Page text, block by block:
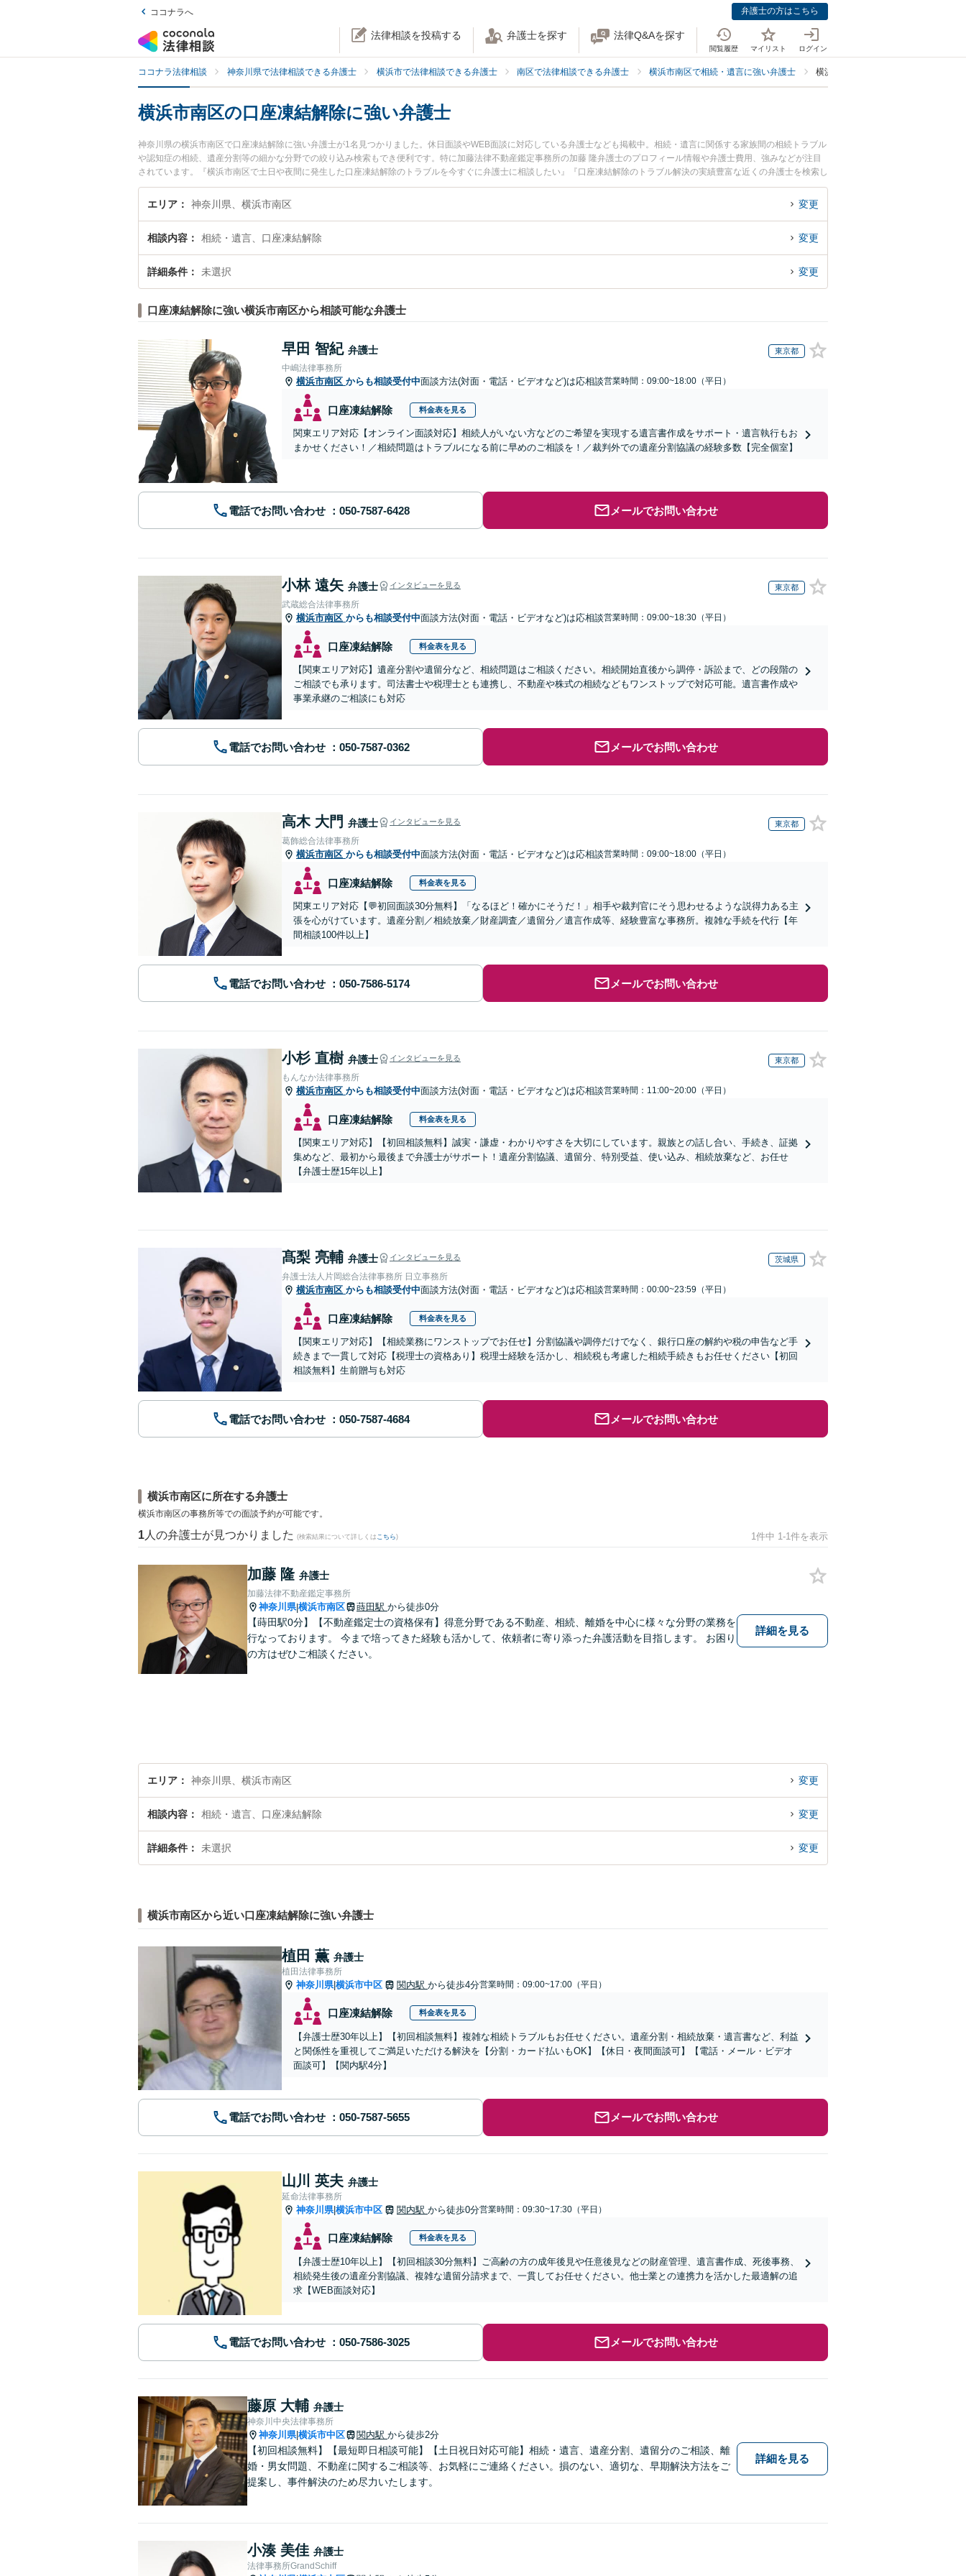
ココナラへ 弁護士の方はこちら
法律相談を投稿する 弁護士を探す 法律Q&Aを探す
閲覧履歴 マイリスト ログイン
ココナラ法律相談 神奈川県で法律相談できる弁護士 横浜市で法律相談できる弁護士 南区で法律相談できる弁護士 横浜市南区で相続・遺言に強い弁護士 横浜市南区で口座凍結解除に強い弁護
横浜市南区の口座凍結解除に強い弁護士
神奈川県の横浜市南区で口座凍結解除に強い弁護士が1名見つかりました。休日面談やWEB面談に対応している弁護士なども掲載中。相続・遺言に関係する家族間の相続トラブル
や認知症の相続、遺産分割等の細かな分野での絞り込み検索もでき便利です。特に加藤法律不動産鑑定事務所の加藤 隆弁護士のプロフィール情報や弁護士費用、強みなどが注目
されています。『横浜市南区で土日や夜間に発生した口座凍結解除のトラブルを今すぐに弁護士に相談したい』『口座凍結解除のトラブル解決の実績豊富な近くの弁護士を検索し
たい』『初回相談無料で口座凍結解除を法律相談できる横浜市南区内の弁護士に相談予約したい』などでお困りの相談者さんにおすすめです。
エリア 神奈川県、横浜市南区 変更
相談内容 相続・遺言、口座凍結解除 変更
詳細条件 未選択 変更
口座凍結解除に強い横浜市南区から相談可能な弁護士
早田 智紀 弁護士 東京都
中嶋法律事務所
横浜市南区 からも相談受付中面談方法(対面・電話・ビデオなど)は応相談営業時間：09:00~18:00（平日）
口座凍結解除 料金表を見る
関東エリア対応【オンライン面談対応】相続人がいない方などのご希望を実現する遺言書作成をサポート・遺言執行もお
まかせください！／相続問題はトラブルになる前に早めのご相談を！／裁判外での遺産分割協議の経験多数【完全個室】
電話でお問い合わせ メールでお問い合わせ
小林 遠矢 弁護士 インタビューを見る 東京都
武蔵総合法律事務所
横浜市南区 からも相談受付中面談方法(対面・電話・ビデオなど)は応相談営業時間：09:00~18:30（平日）
口座凍結解除 料金表を見る
【関東エリア対応】遺産分割や遺留分など、相続問題はご相談ください。相続開始直後から調停・訴訟まで、どの段階の
ご相談でも承ります。司法書士や税理士とも連携し、不動産や株式の相続などもワンストップで対応可能。遺言書作成や
事業承継のご相談にも対応
電話でお問い合わせ メールでお問い合わせ
高木 大門 弁護士 インタビューを見る 東京都
葛飾総合法律事務所
横浜市南区 からも相談受付中面談方法(対面・電話・ビデオなど)は応相談営業時間：09:00~18:00（平日）
口座凍結解除 料金表を見る
関東エリア対応【💬初回面談30分無料】「なるほど！確かにそうだ！」相手や裁判官にそう思わせるような説得力ある主
張を心がけています。遺産分割／相続放棄／財産調査／遺留分／遺言作成等、経験豊富な事務所。複雑な手続を代行【年
間相談100件以上】
電話でお問い合わせ メールでお問い合わせ
小杉 直樹 弁護士 インタビューを見る 東京都
もんなか法律事務所
横浜市南区 からも相談受付中面談方法(対面・電話・ビデオなど)は応相談営業時間：11:00~20:00（平日）
口座凍結解除 料金表を見る
【関東エリア対応】【初回相談無料】誠実・謙虚・わかりやすさを大切にしています。親族との話し合い、手続き、証拠
集めなど、最初から最後まで弁護士がサポート！遺産分割協議、遺留分、特別受益、使い込み、相続放棄など、お任せ
【弁護士歴15年以上】
髙梨 亮輔 弁護士 インタビューを見る 茨城県
弁護士法人片岡総合法律事務所 日立事務所
横浜市南区 からも相談受付中面談方法(対面・電話・ビデオなど)は応相談営業時間：00:00~23:59（平日）
口座凍結解除 料金表を見る
【関東エリア対応】【相続業務にワンストップでお任せ】分割協議や調停だけでなく、銀行口座の解約や税の申告など手
続きまで一貫して対応【税理士の資格あり】税理士経験を活かし、相続税も考慮した相続手続きもお任せください【初回
相談無料】生前贈与も対応
電話でお問い合わせ メールでお問い合わせ
横浜市南区に所在する弁護士
横浜市南区の事務所等での面談予約が可能です。
1 人の弁護士が見つかりました (検索結果について詳しくは こちら) 1件中 1-1件を表示
加藤 隆 弁護士
加藤法律不動産鑑定事務所
神奈川県|横浜市南区 蒔田駅 から徒歩0分
【蒔田駅0分】【不動産鑑定士の資格保有】得意分野である不動産、相続、離婚を中心に様々な分野の業務を
行なっております。 今まで培ってきた経験も活かして、依頼者に寄り添った弁護活動を目指します。 お困り
の方はぜひご相談ください。
詳細を見る
エリア 神奈川県、横浜市南区 変更
相談内容 相続・遺言、口座凍結解除 変更
詳細条件 未選択 変更
横浜市南区から近い口座凍結解除に強い弁護士
植田 薫 弁護士
植田法律事務所
神奈川県|横浜市中区 関内駅 から徒歩4分営業時間：09:00~17:00（平日）
口座凍結解除 料金表を見る
【弁護士歴30年以上】【初回相談無料】複雑な相続トラブルもお任せください。遺産分割・相続放棄・遺言書など、利益
と関係性を重視してご満足いただける解決を【分割・カード払いもOK】【休日・夜間面談可】【電話・メール・ビデオ
面談可】【関内駅4分】
電話でお問い合わせ メールでお問い合わせ
山川 英夫 弁護士
延命法律事務所
神奈川県|横浜市中区 関内駅 から徒歩0分営業時間：09:30~17:30（平日）
口座凍結解除 料金表を見る
【弁護士歴10年以上】【初回相談30分無料】ご高齢の方の成年後見や任意後見などの財産管理、遺言書作成、死後事務、
相続発生後の遺産分割協議、複雑な遺留分請求まで、一貫してお任せください。他士業との連携力を活かした最適解の追
求【WEB面談対応】
電話でお問い合わせ メールでお問い合わせ
藤原 大輔 弁護士
神奈川中央法律事務所
神奈川県|横浜市中区 関内駅 から徒歩2分
【初回相談無料】【最短即日相談可能】【土日祝日対応可能】相続・遺言、遺産分割、遺留分のご相談、離
婚・男女問題、不動産に関するご相談等、お気軽にご連絡ください。損のない、適切な、早期解決方法をご
提案し、事件解決のため尽力いたします。
詳細を見る
小湊 美佳 弁護士
法律事務所GrandSchiff